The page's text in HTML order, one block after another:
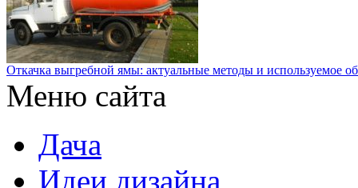
Откачка выгребной ямы: актуальные методы и используемое
Меню сайта
Дача
Идеи дизайна